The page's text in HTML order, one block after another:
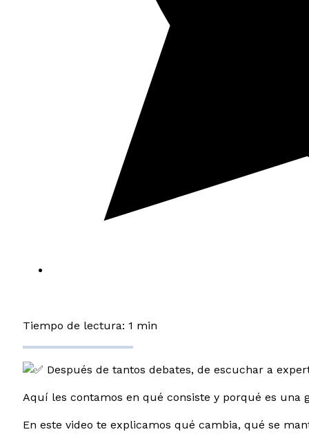
Tiempo de lectura: 1 min
Después de tantos debates, de escuchar a
Aquí les contamos en qué consiste y porqué es una
En este video te explicamos qué cambia, qué se